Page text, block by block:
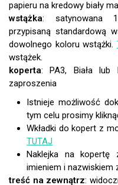
wstążka: satynowana
przypisaną standardową
dowolnego koloru wstążki.
wstążek.
koperta:
Istnieje możliwość
tym celu prosimy
Wkładki do kopert z
TUTAJ
Naklejka na
imieniem i nazwiskiem
treść na zewnątrz: